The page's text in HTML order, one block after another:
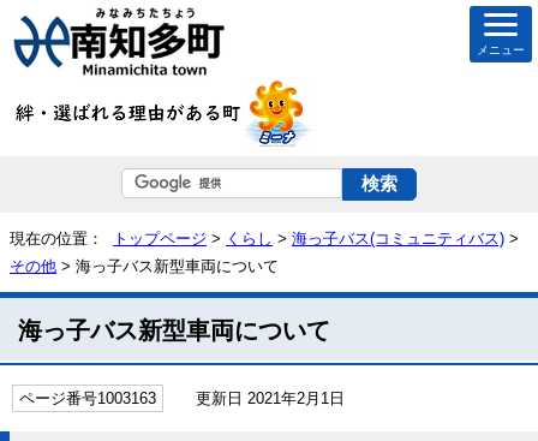
メニュー
現在の位置： トップページ > くらし > 海っ子バス(コミュニティバス) >
その他 > 海っ子バス新型車両について
海っ子バス新型車両について
ページ番号1003163 更新日 2021年2月1日